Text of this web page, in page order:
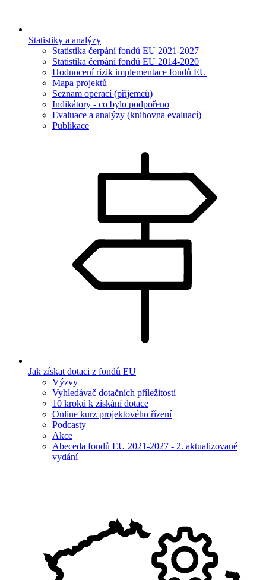
Statistiky a analýzy
Statistika čerpání fondů EU 2021-2027
Statistika čerpání fondů EU 2014-2020
Hodnocení rizik implementace fondů EU
Mapa projektů
Seznam operací (příjemců)
Indikátory - co bylo podpořeno
Evaluace a analýzy (knihovna evaluací)
Publikace
Jak získat dotaci z fondů EU
Výzvy
Vyhledávač dotačních příležitostí
10 kroků k získání dotace
Online kurz projektového řízení
Podcasty
Akce
Abeceda fondů EU 2021-2027 - 2. aktualizované
vydání